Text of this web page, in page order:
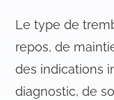
Le type de
repos, de
des indications
diagnostic, de